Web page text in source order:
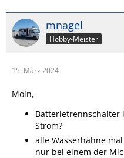
mnagel
Hobby-Meister
15. März 2024
Moin,
Batterietrennschalter
Strom?
alle Wasserhähne
nur bei einem der